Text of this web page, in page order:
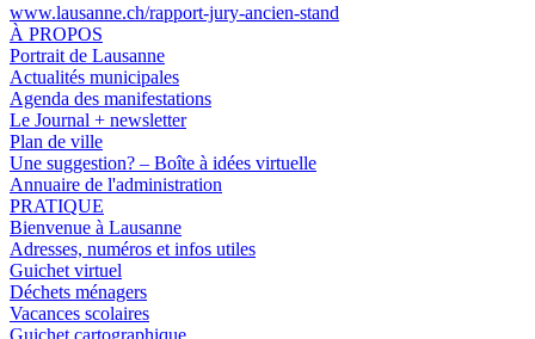
www.lausanne.ch/rapport-jury-ancien-stand
À PROPOS
Portrait de Lausanne
Actualités municipales
Agenda des manifestations
Le Journal + newsletter
Plan de ville
Une suggestion? – Boîte à idées virtuelle
Annuaire de l'administration
PRATIQUE
Bienvenue à Lausanne
Adresses, numéros et infos utiles
Guichet virtuel
Déchets ménagers
Vacances scolaires
Guichet cartographique